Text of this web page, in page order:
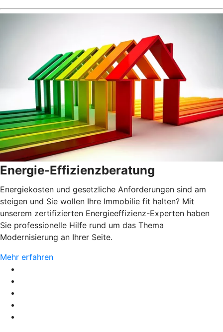
Energie-Effizienzberatung
Energiekosten und gesetzliche Anforderungen sind am
steigen und Sie wollen Ihre Immobilie fit halten? Mit
unserem zertifizierten Energieeffizienz-Experten haben
Sie professionelle Hilfe rund um das Thema
Modernisierung an Ihrer Seite.
Mehr erfahren